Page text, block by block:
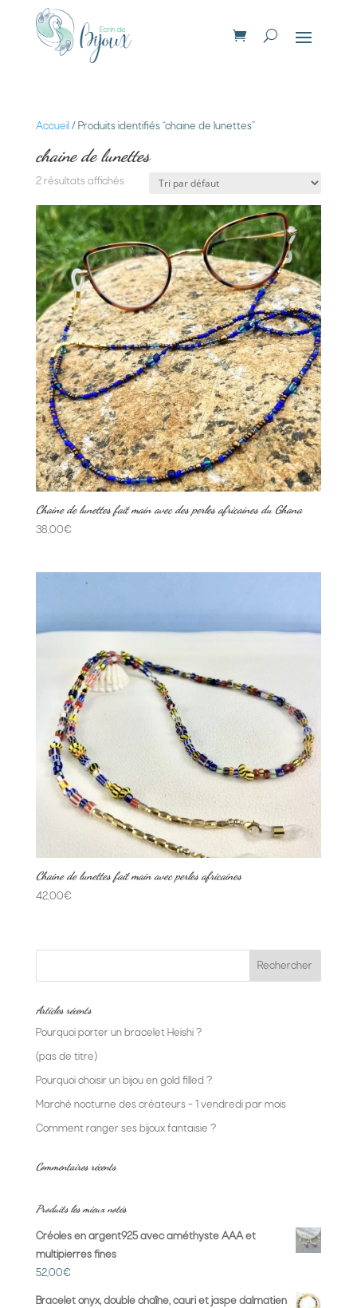
Accueil / Produits identifiés “chaine de lunettes”
chaine de lunettes
2 résultats affichés
Chaine de lunettes fait main avec des perles africaines du Ghana
38,00€
Chaine de lunettes fait main avec perles africaines
42,00€
Articles récents
Pourquoi porter un bracelet Heishi ?
(pas de titre)
Pourquoi choisir un bijou en gold filled ?
Marché nocturne des créateurs – 1 vendredi par mois
Comment ranger ses bijoux fantaisie ?
Commentaires récents
Produits les mieux notés
Créoles en argent925 avec améthyste AAA et
multipierres fines
52,00€
Bracelet onyx, double chaîne, cauri et jaspe dalmatien